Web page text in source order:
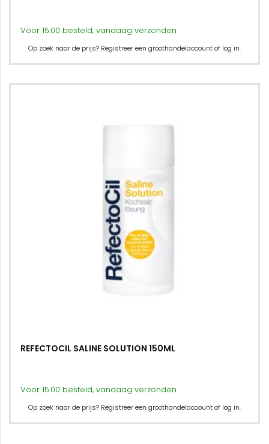
Voor 15:00 besteld, vandaag verzonden
Op zoek naar de prijs? Registreer een groothandelaccount of log in.
REFECTOCIL SALINE SOLUTION 150ML
Voor 15:00 besteld, vandaag verzonden
Op zoek naar de prijs? Registreer een groothandelaccount of log in.